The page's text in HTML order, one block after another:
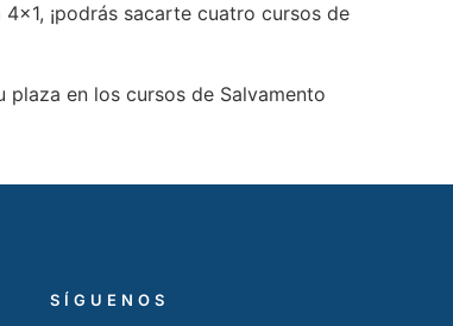
¡podrás sacarte cuatro cursos de
plaza en los cursos de Salvamento
SÍGUENOS